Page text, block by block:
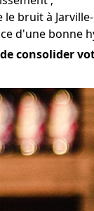
bruit à
d'une bonne
consolider